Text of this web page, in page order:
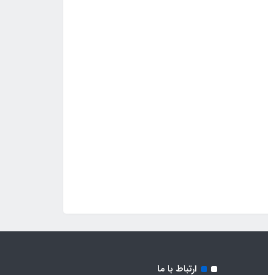
ارتباط با ما